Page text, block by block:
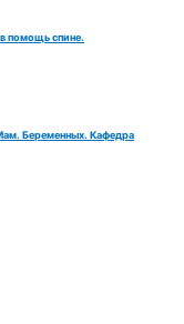
помощь спине.
Беременных. Кафедра